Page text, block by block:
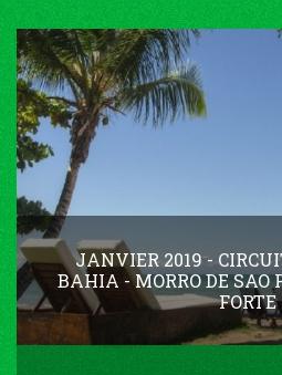
JANVIER 2019 -
BAHIA - MORRO DE SAO
FORTE